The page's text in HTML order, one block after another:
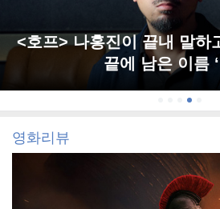
<호프> 나홍진이 끝내 말하
끝에 남은 이름
영화리뷰